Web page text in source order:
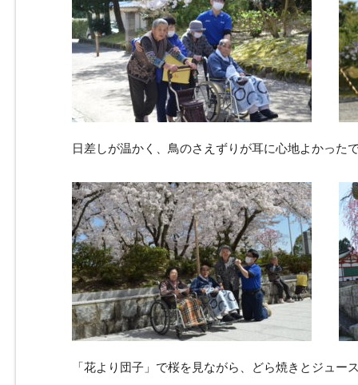
日差しが温かく、鳥のさえずりが耳に心地よかった
「花より団子」で桜を見ながら、どら焼きとジュー